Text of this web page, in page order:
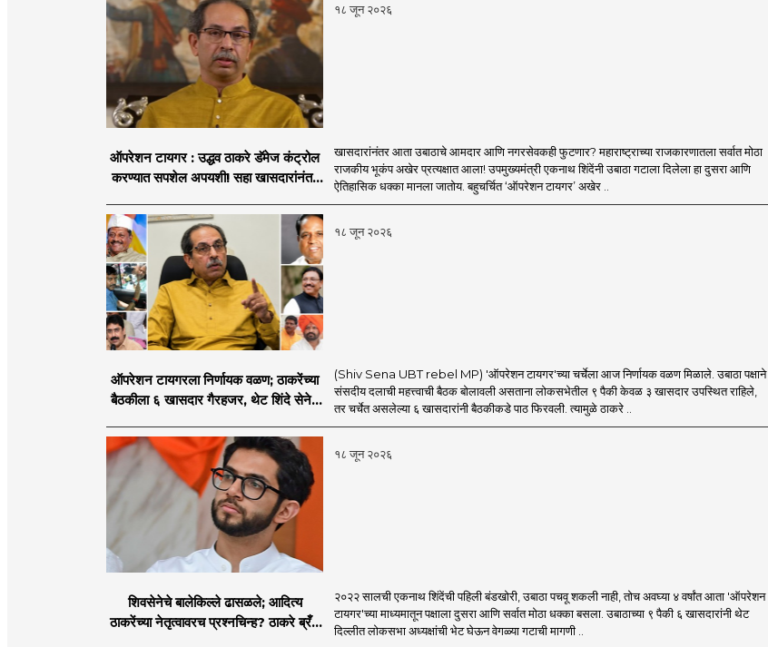
१८ जून २०२६
ऑपरेशन टायगर : उद्धव ठाकरे डॅमेज कंट्रोल
करण्यात सपशेल अपयशी! सहा खासदारांनंतर
चर्चा सुरू
खासदारांनंतर आता उबाठाचे आमदार आणि नगरसेवकही फुटणार? महाराष्ट्राच्या राजकारणातला सर्वात मोठा
राजकीय भूकंप अखेर प्रत्यक्षात आला! उपमुख्यमंत्री एकनाथ शिंदेंनी उबाठा गटाला दिलेला हा दुसरा आणि
ऐतिहासिक धक्का मानला जातोय. बहुचर्चित ‘ऑपरेशन टायगर’ अखेर ..
१८ जून २०२६
ऑपरेशन टायगरला निर्णायक वळण; ठाकरेंच्या
बैठकीला ६ खासदार गैरहजर, थेट शिंदे सेनेत
(Shiv Sena UBT rebel MP) 'ऑपरेशन टायगर'च्या चर्चेला आज निर्णायक वळण मिळाले. उबाठा पक्षाने
संसदीय दलाची महत्त्वाची बैठक बोलावली असताना लोकसभेतील ९ पैकी केवळ ३ खासदार उपस्थित राहिले,
तर चर्चेत असलेल्या ६ खासदारांनी बैठकीकडे पाठ फिरवली. त्यामुळे ठाकरे ..
१८ जून २०२६
शिवसेनेचे बालेकिल्ले ढासळले; आदित्य
ठाकरेंच्या नेतृत्वावरच प्रश्नचिन्ह? ठाकरे ब्रँड
२०२२ सालची एकनाथ शिंदेंची पहिली बंडखोरी, उबाठा पचवू शकली नाही, तोच अवघ्या ४ वर्षांत आता 'ऑपरेशन
टायगर'च्या माध्यमातून पक्षाला दुसरा आणि सर्वात मोठा धक्का बसला. उबाठाच्या ९ पैकी ६ खासदारांनी थेट
दिल्लीत लोकसभा अध्यक्षांची भेट घेऊन वेगळ्या गटाची मागणी ..